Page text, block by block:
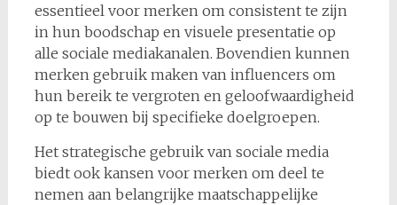
essentieel voor merken om consistent te zijn
in hun boodschap en visuele presentatie op
alle sociale mediakanalen. Bovendien kunnen
merken gebruik maken van influencers om
hun bereik te vergroten en geloofwaardigheid
op te bouwen bij specifieke doelgroepen.
Het strategische gebruik van sociale media
biedt ook kansen voor merken om deel te
nemen aan belangrijke maatschappelijke